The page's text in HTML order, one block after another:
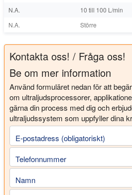
N.A.
10 till 100 L/min
N.A.
Större
Kontakta oss! / Fråga oss!
Be om mer information
Använd formuläret nedan för att
om ultraljudsprocessorer,
gärna din process med dig och
ultraljudssystem som uppfyller dina
E-postadress (obligatoriskt)
Telefonnummer
Namn